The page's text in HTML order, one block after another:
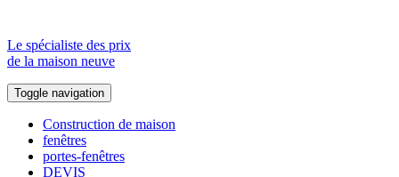
Le spécialiste des prix
de la maison neuve
Toggle navigation
Construction de maison
fenêtres
portes-fenêtres
DEVIS